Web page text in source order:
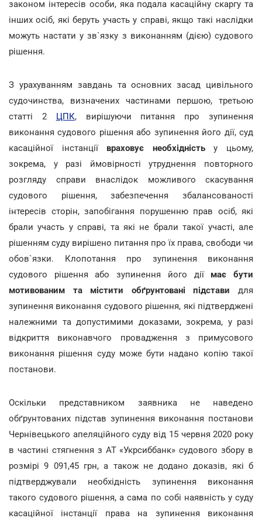
законом інтересів особи, яка подала касаційну скаргу та
інших осіб, які беруть участь у справі, якщо такі наслідки
можуть настати у зв`язку з виконанням (дією) судового
рішення.
З урахуванням завдань та основних засад цивільного
судочинства, визначених частинами першою, третьою
статті 2 ЦПК, вирішуючи питання про зупинення
виконання судового рішення або зупинення його дії, суд
касаційної інстанціївраховує необхідністьу цьому,
зокрема, у разі ймовірності утруднення повторного
розгляду справи внаслідок можливого скасування
судового рішення, забезпечення збалансованості
інтересів сторін, запобігання порушенню прав осіб, які
брали участь у справі, та які не брали такої участі, але
рішенням суду вирішено питання про їх права, свободи чи
обов`язки. Клопотання про зупинення виконання
судового рішення або зупинення його дії має бути
мотивованим та містити обґрунтовані підстави для
зупинення виконання судового рішення, які підтверджені
належними та допустимими доказами, зокрема, у разі
відкриття виконавчого провадження з примусового
виконання рішення суду може бути надано копію такої
постанови.
Оскільки представником заявника не наведено
обґрунтованих підстав зупинення виконання постанови
Чернівецького апеляційного суду від 15 червня 2020 року
в частині стягнення з АТ «Укрсиббанк» судового збору в
розмірі 9 091,45 грн, а також не додано доказів, які б
підтверджували необхідність зупинення виконання
такого судового рішення, а сама по собі наявність у суду
касаційної інстанції права на зупинення виконання